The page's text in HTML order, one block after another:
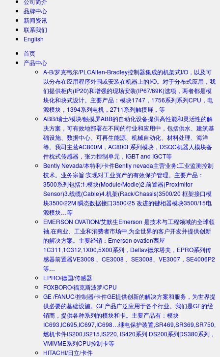
品牌中心
新闻资讯
联系我们
English
首页
产品中心
A-B/罗克韦尔/PLCAllen-Bradley控制器集成的机架式I/O，以及可
以分布在应用程序外围或安装在机器上的I/O。对于分布式应用，我
们提供柜内(IP20)和增强的现场安装(IP67/69K)选项，两者都是模
块化和块式设计。主要产品：模块1747，1756系列系列CPU，电
源模块，1394系列电机，2711系列触摸屏，等
ABB/瑞士/模块/触摸屏ABB的自动化设备提供高性能和灵活性的解
决方案，可有效地部署在不同的行业和应用中，包括供水、建筑基
础设施、数据中心、可再生能源、机械自动化、材料处理、海洋
等。我司主营AC800M，AC800F系列模块，DSQC机器人模块备
件枕式传感器，张力控制单元，IGBT and IGCT等
Bently Nevada/本特利/卡件Bently nevada主营业务:工业监测控制
技术。业务宗旨:实现对工业资产的有效保护管理。主要产品：
3500系列包括:1.模块(Module/Modle)2.前置器(Proximitor
Sensor)3.线缆(Cable)4.机架(Rack/Chassis)3500/20 框架接口模
块3500/22M 瞬态数据接口3500/25 改进的键相器模块3500/15电
源模块…等
EMERSON OVATION/艾默生Emerson 是技术与工程领域的全球领
袖,在商业、工业和消费者市场中,为全世界的客户开发并提供创新
的解决方案。主要经销：Emerson ovation西屋
1C311,1C312,1X00,5X00系列，Deltav德尔塔夫，EPRO系列传
感器前置器VE3008 、CE3008 、SE3008、VE3007，SE4006P2
等…
EPRO/德国/传感器
FOXBORO/福克斯波罗/CPU
GE /FANUC/控制器/卡件GE提供创新的解决方案和服务，为世界提
供必要的基础设施。GE产品广泛应用于各个行业。我们是GE的经
销商，提供各种系列的模块和卡。主要产品有：模块
IC693,IC695,IC697,IC698…继电保护装置,SR469,SR369,SR750,
燃机卡件IS200,IS215,IS220, IS420系列 DS200系列DS380系列，
VMIVME系列CPU控制卡等
HITACHI/日立/卡件